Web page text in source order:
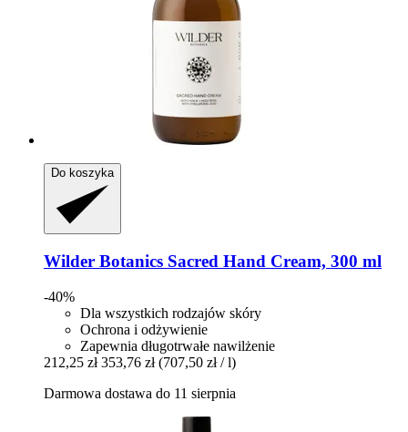
Do koszyka
Wilder Botanics Sacred Hand Cream, 300 ml
-40%
Dla wszystkich rodzajów skóry
Ochrona i odżywienie
Zapewnia długotrwałe nawilżenie
212,25 zł 353,76 zł (707,50 zł / l)
Darmowa dostawa do 11 sierpnia